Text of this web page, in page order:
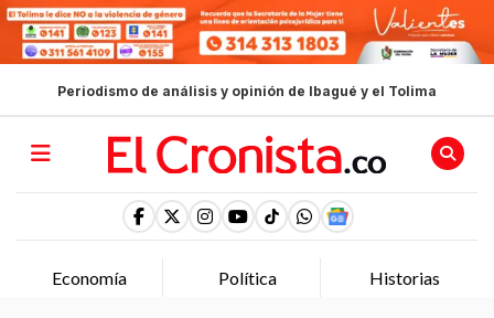
Periodismo de análisis y opinión de Ibagué y el Tolima
Economía Política Historias